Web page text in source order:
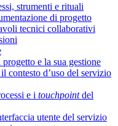
strumenti e rituali
di progetto
tecnici collaborativi
e la sua gestione
contesto d’uso del servizio
e i touchpointdel
utente del servizio